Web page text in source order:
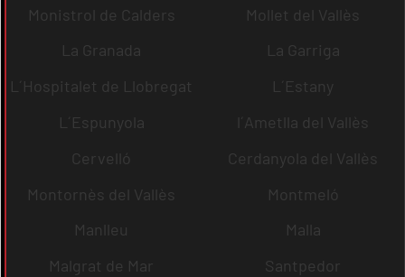
Monistrol de Calders
Mollet del Vallès
La Granada
La Garriga
L´Hospitalet de Llobregat
L´Estany
L´Espunyola
l´Ametlla del Vallès
Cervelló
Cerdanyola del Vallès
Montornès del Vallès
Montmeló
Manlleu
Malla
Malgrat de Mar
Santpedor